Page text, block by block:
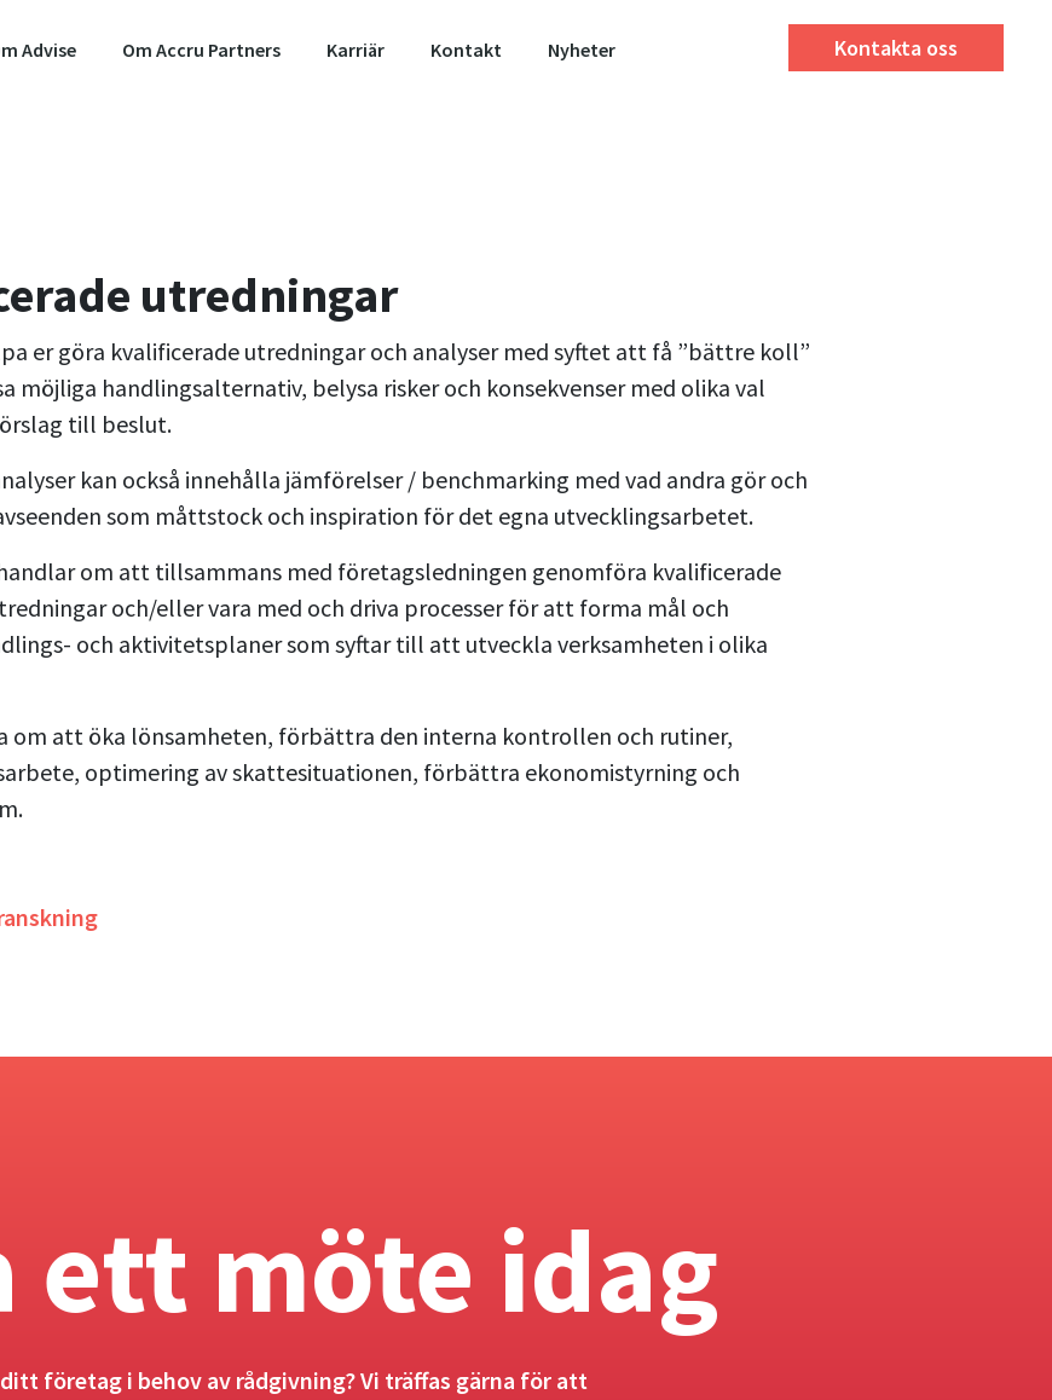
Advise Om Accru Partners Karriär Kontakt Nyheter Kontakta oss
utredningar
er göra kvalificerade utredningar och analyser med syftet att få ”bättre koll”
möjliga handlingsalternativ, belysa risker och konsekvenser med olika val
till beslut.
kan också innehålla jämförelser / benchmarking med vad andra gör och
som måttstock och inspiration för det egna utvecklingsarbetet.
om att tillsammans med företagsledningen genomföra kvalificerade
och/eller vara med och driva processer för att forma mål och
och aktivitetsplaner som syftar till att utveckla verksamheten i olika
om att öka lönsamheten, förbättra den interna kontrollen och rutiner,
optimering av skattesituationen, förbättra ekonomistyrning och
ett möte idag
företag i behov av rådgivning? Vi träffas gärna för att